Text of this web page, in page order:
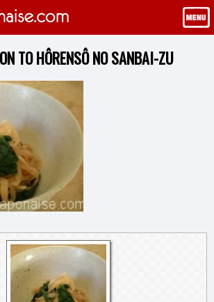
TO HÔRENSÔ NO SANBAI-ZU